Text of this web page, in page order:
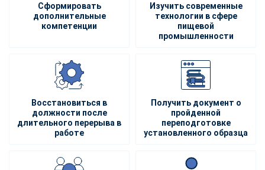
Сформировать
дополнительные
компетенции
Изучить современные
технологии в сфере
пищевой
промышленности
Восстановиться в
должности после
длительного перерыва в
работе
Получить документ о
пройденной
переподготовке
установленного образца